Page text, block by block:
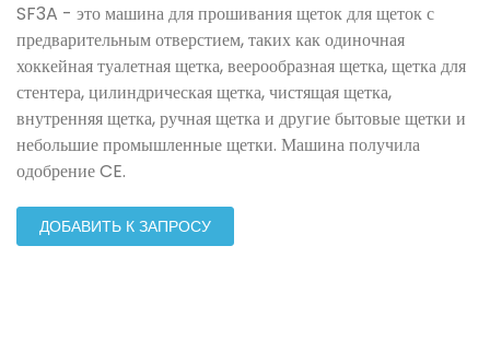
SF3A - это машина для прошивания щеток для щеток с
предварительным отверстием, таких как одиночная
хоккейная туалетная щетка, веерообразная щетка, щетка для
стентера, цилиндрическая щетка, чистящая щетка,
внутренняя щетка, ручная щетка и другие бытовые щетки и
небольшие промышленные щетки. Машина получила
одобрение CE.
ДОБАВИТЬ К ЗАПРОСУ